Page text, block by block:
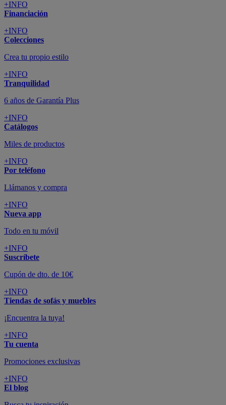
+INFO
Financiación
+INFO
Colecciones
Crea tu propio estilo
+INFO
Tranquilidad
6 años de Garantía Plus
+INFO
Catálogos
Miles de productos
+INFO
Por teléfono
Llámanos y compra
+INFO
Nueva app
Todo en tu móvil
+INFO
Suscríbete
Cupón de dto. de 10€
+INFO
Tiendas de sofás y muebles
¡Encuentra la tuya!
+INFO
Tu cuenta
Promociones exclusivas
+INFO
El blog